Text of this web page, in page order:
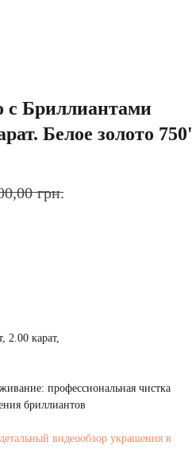
с Бриллиантами
Белое золото 750'
грн.
2.00 карат,
профессиональная чистка
бриллиантов
видеообзор украшения в